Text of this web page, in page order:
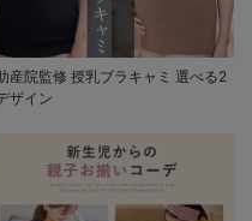
産院監修 授乳ブラキャミ 選べる2
ザイン